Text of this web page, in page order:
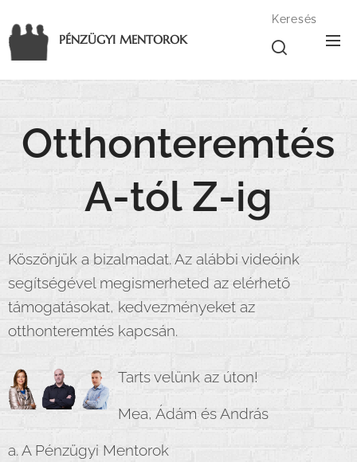
PÉNZÜGYI MENTOROK
Keresés
Otthonteremtés
A-tól Z-ig
Köszönjük a bizalmadat. Az alábbi videóink
segítségével megismerheted az elérhető
támogatásokat, kedvezményeket az
otthonteremtés kapcsán.
Tarts velünk az úton!
Mea, Ádám és András
a. A Pénzügyi Mentorok